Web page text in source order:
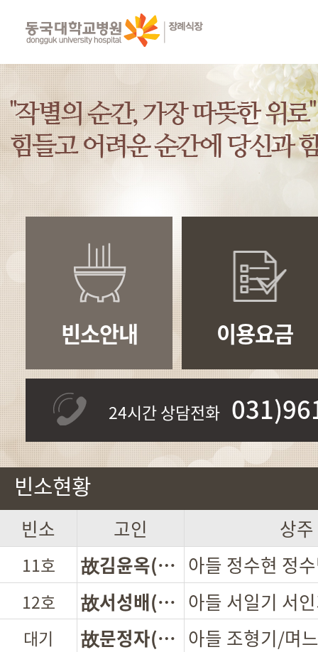
빈소안내 이용요금
24시간 상담전화
빈소현황
빈소 고인 상주
10호 아들 하동권 하
11호 故김윤옥(여)
12호 故서성배(남)
대기 故문정자(여)